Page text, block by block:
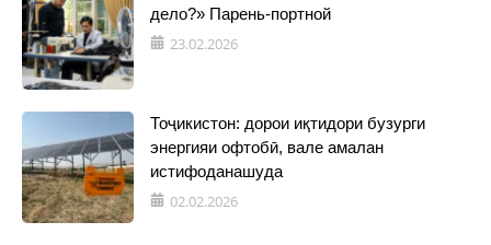
дело?» Парень-портной
23.02.2026
Тоҷикистон: дорои иқтидори бузурги
энергияи офтобӣ, вале амалан
истифоданашуда
02.02.2026